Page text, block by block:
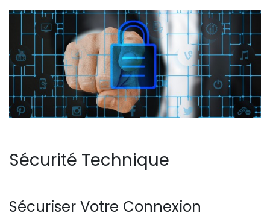
Sécurité Technique
Sécuriser Votre Connexion